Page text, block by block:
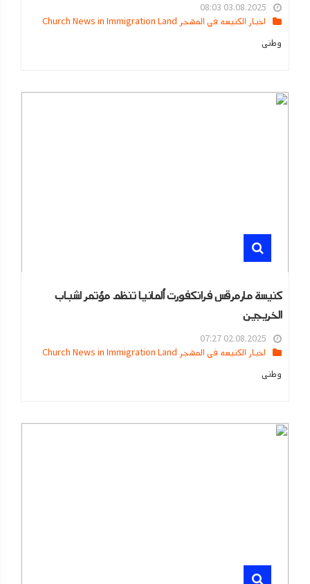
03.08.2025 08:03
اخبار الكنيسه في المهجر Church News in Immigration Land
وطنى
كنيسة مارمرقس فرانكفورت ألمانيا تنظم مؤتمر لشباب
الخريجين
02.08.2025 07:27
اخبار الكنيسه في المهجر Church News in Immigration Land
وطنى